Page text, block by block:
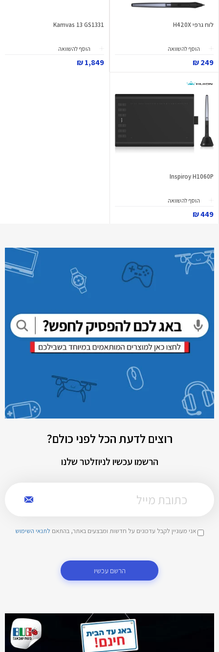
לוח גרפי H420X
הוסף להשוואה
249 ₪
Kamvas 13 GS1331
הוסף להשוואה
1,849 ₪
Inspiroy H1060P
הוסף להשוואה
449 ₪
רוצים לדעת הכל לפני כולם?
הרשמו עכשיו לניוזלטר שלנו
אני מעוניין לקבל עדכונים על חדשות ומבצעים באתר, בהתאם לתנאי השימוש
הרשם עכשיו